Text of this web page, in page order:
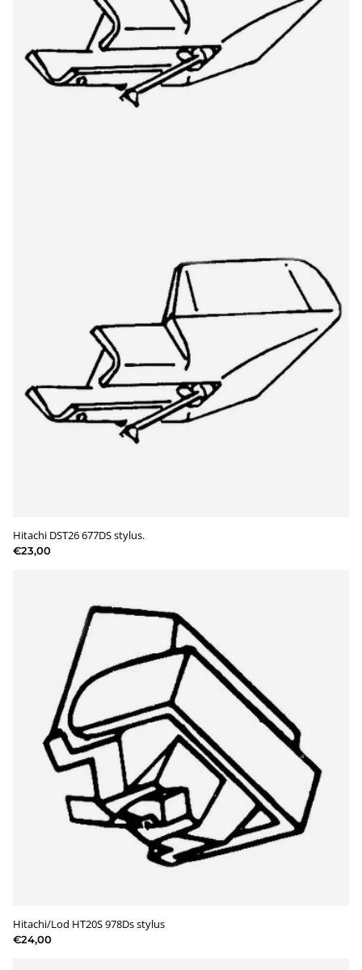
Hitachi DST26 677DS stylus.
€23,00
Hitachi/Lod HT20S 978Ds stylus
€24,00